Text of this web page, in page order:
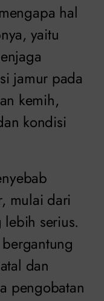
hal
yaitu
jamur pada
kemih,
kondisi
mulai dari
serius.
dan
pengobatan